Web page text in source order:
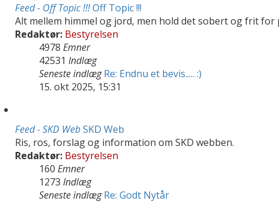
Feed - Off Topic !!!Off Topic !!!
Alt mellem himmel og jord, men hold det sobert og frit for
Redaktør: Bestyrelsen
4978 Emner
42531 Indlæg
Seneste indlæg Re: Endnu et bevis..... :)
15. okt 2025, 15:31
Feed - SKD WebSKD Web
Ris, ros, forslag og information om SKD webben.
Redaktør: Bestyrelsen
160 Emner
1273 Indlæg
Seneste indlæg Re: Godt Nytår